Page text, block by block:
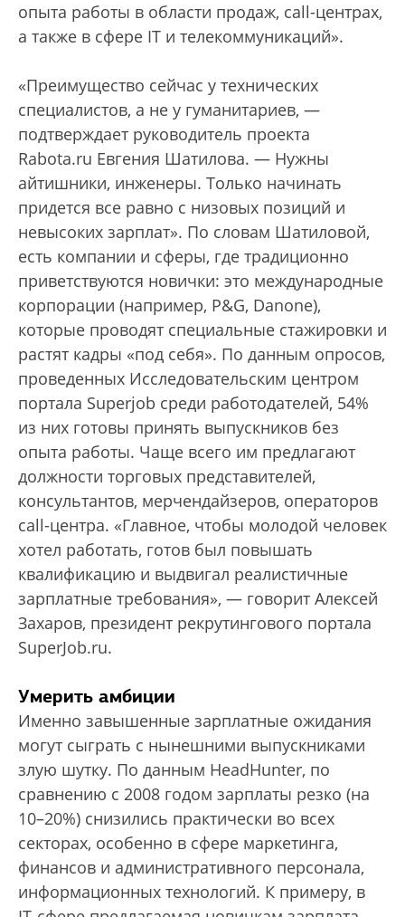
опыта работы в области продаж, call-центрах,
а также в сфере IT и телекоммуникаций».
«Преимущество сейчас у технических
специалистов, а не у гуманитариев, —
подтверждает руководитель проекта
Rabota.ru Евгения Шатилова. — Нужны
айтишники, инженеры. Только начинать
придется все равно с низовых позиций и
невысоких зарплат». По словам Шатиловой,
есть компании и сферы, где традиционно
приветствуются новички: это международные
корпорации (например, P&G, Danone),
которые проводят специальные стажировки и
растят кадры «под себя». По данным опросов,
проведенных Исследовательским центром
портала Superjob среди работодателей, 54%
из них готовы принять выпускников без
опыта работы. Чаще всего им предлагают
должности торговых представителей,
консультантов, мерчендайзеров, операторов
call-центра. «Главное, чтобы молодой человек
хотел работать, готов был повышать
квалификацию и выдвигал реалис­тичные
зарплатные требования», — говорит Алексей
Захаров, президент рекрутингового портала
SuperJob.ru.
Умерить амбиции
Именно завышенные зарплатные ожидания
могут сыграть с нынешними выпускниками
злую шутку. По данным HeadHunter, по
сравнению с 2008 годом зарплаты резко (на
10–20%) снизились практически во всех
секторах, особенно в сфере маркетинга,
финансов и административного персонала,
информационных технологий. К примеру, в